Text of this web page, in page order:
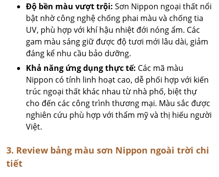
Độ bền màu vượt trội: Sơn Nippon ngoại thất nổi
bật nhờ công nghệ chống phai màu và chống tia
UV, phù hợp với khí hậu nhiệt đới nóng ẩm. Các
gam màu sáng giữ được độ tươi mới lâu dài, giảm
đáng kể nhu cầu bảo dưỡng.
Khả năng ứng dụng thực tế: Các mã màu
Nippon có tính linh hoạt cao, dễ phối hợp với kiến
trúc ngoại thất khác nhau từ nhà phố, biệt thự
cho đến các công trình thương mại. Màu sắc được
nghiên cứu phù hợp với thẩm mỹ và thị hiếu người
Việt.
3. Review bảng màu sơn Nippon ngoài trời chi
tiết